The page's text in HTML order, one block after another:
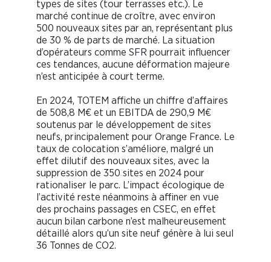
types de sites (tour terrasses etc.). Le
marché continue de croître, avec environ
500 nouveaux sites par an, représentant plus
de 30 % de parts de marché. La situation
d’opérateurs comme SFR pourrait influencer
ces tendances, aucune déformation majeure
n’est anticipée à court terme.
En 2024, TOTEM affiche un chiffre d’affaires
de 508,8 M€ et un EBITDA de 290,9 M€
soutenus par le développement de sites
neufs, principalement pour Orange France. Le
taux de colocation s’améliore, malgré un
effet dilutif des nouveaux sites, avec la
suppression de 350 sites en 2024 pour
rationaliser le parc. L’impact écologique de
l’activité reste néanmoins à affiner en vue
des prochains passages en CSEC, en effet
aucun bilan carbone n’est malheureusement
détaillé alors qu’un site neuf génère à lui seul
36 Tonnes de CO2.